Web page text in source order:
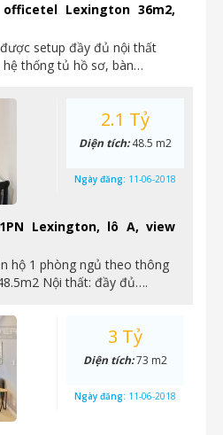
Lexington 36m2,
setup đầy đủ nội thất
thống tủ hồ sơ, bàn…
Lexington, lô A, view
hộ 1 phòng ngủ theo thông
Nội thất: đầy đủ….
2.1 Tỷ
Diện tích:48.5 m2
Ngày đăng: 11-06-2018
3 Tỷ
Diện tích:73 m2
Ngày đăng: 11-06-2018